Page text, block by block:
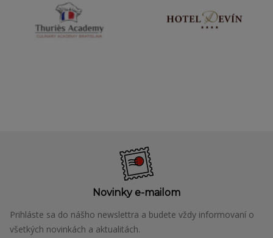
Novinky e-mailom
Prihláste sa do nášho newslettra a budete vždy informovaní o
všetkých novinkách a aktualitách.